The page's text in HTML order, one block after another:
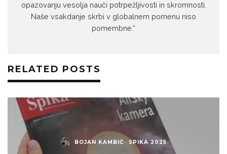
opazovanju vesolja nauči potrpežljivosti in skromnosti.
Naše vsakdanje skrbi v globalnem pomenu niso
pomembne.“
RELATED POSTS
BOJAN KAMBIČ · SPIKA 2025